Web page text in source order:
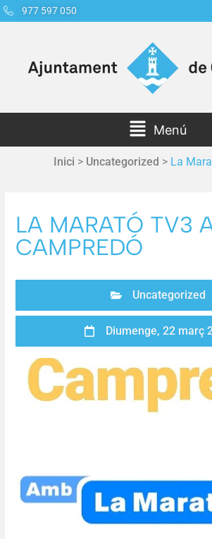
977 597 050
Menú
Inici > Uncategorized > La
LA MARATÓ TV3
CAMPREDÓ
Uncategorized
Diumenge, 22 març